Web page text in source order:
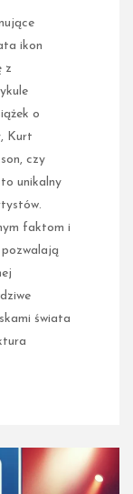
ikon
z
o
Kurt
czy
unikalny
faktom i
świata